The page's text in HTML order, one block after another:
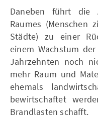
Daneben führt die
Raumes (Menschen
Städte) zu einer
einem Wachstum
Jahrzehnten noch
mehr Raum und
ehemals
bewirtschaftet
Brandlasten schafft.